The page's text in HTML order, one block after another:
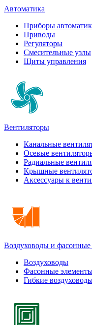
Автоматика
Приборы
Приводы
Регуляторы
Смесительные узлы
Щиты управления
Вентиляторы
Канальные
Осевые
Радиальные
Крышные
Аксессуары к
Воздуховоды и
Воздуховоды
Фасонные
Гибкие